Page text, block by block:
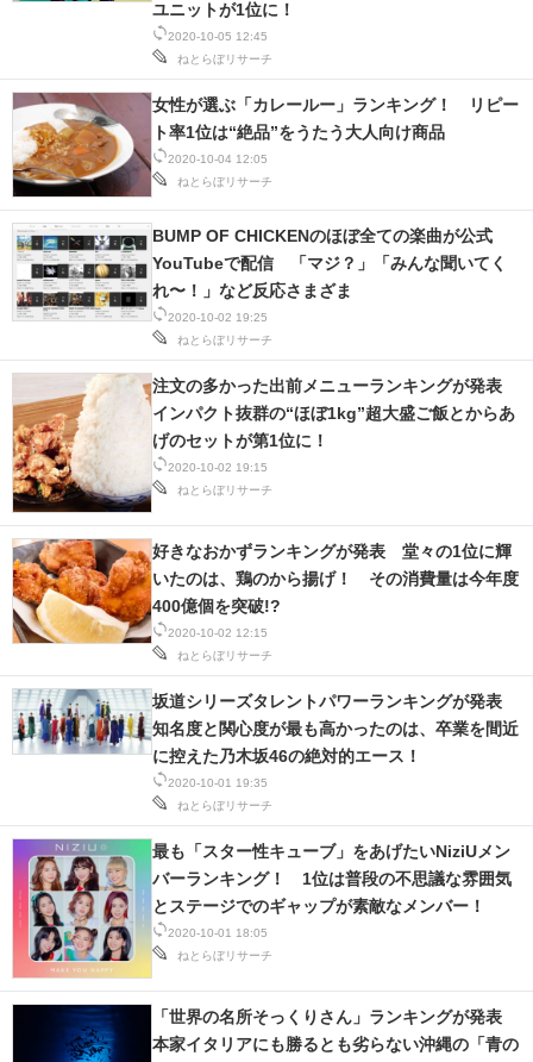
スマホと通信の最新トレンド
進化するPCとデバイスの未来
好きが集まる 比べて選べる
ビジネスと働き方のヒント
AI活用のいまが分かる
企業ITのトレンドを詳説
経営リーダーのコミュニティ
マーケ×ITの今がよく分かる
ITエンジニア向け専門サイト
企業向けIT製品の総合サイト
IT製品の技術・比較・事例
製造業のIT導入・活用を支援
モノづくり技術者専門サイト
エレクトロニクス専門サイト
電子設計の基本と応用
エネルギーの専門メディア
建設×テクノロジーの最前線
ちょっと気になるネットの話題
2020-10-05 12:45
ねとらぼリサーチ
ユニットが1位に！
2020-10-04 12:05
ねとらぼリサーチ
女性が選ぶ「カレールー」ランキング！ リピー
ト率1位は“絶品”をうたう大人向け商品
2020-10-02 19:25
ねとらぼリサーチ
BUMP OF CHICKENのほぼ全ての楽曲が公式
YouTubeで配信 「マジ？」「みんな聞いてく
れ〜！」など反応さまざま
2020-10-02 19:15
ねとらぼリサーチ
注文の多かった出前メニューランキングが発表
インパクト抜群の“ほぼ1kg”超大盛ご飯とからあ
げのセットが第1位に！
2020-10-02 12:15
ねとらぼリサーチ
好きなおかずランキングが発表 堂々の1位に輝
いたのは、鶏のから揚げ！ その消費量は今年度
400億個を突破!?
2020-10-01 19:35
ねとらぼリサーチ
坂道シリーズタレントパワーランキングが発表
知名度と関心度が最も高かったのは、卒業を間近
に控えた乃木坂46の絶対的エース！
2020-10-01 18:05
ねとらぼリサーチ
最も「スター性キューブ」をあげたいNiziUメン
バーランキング！ 1位は普段の不思議な雰囲気
とステージでのギャップが素敵なメンバー！
「世界の名所そっくりさん」ランキングが発表
本家イタリアにも勝るとも劣らない沖縄の「青の